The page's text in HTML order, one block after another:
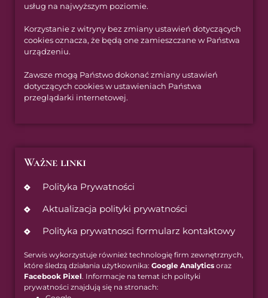
usług na najwyższym poziomie.
Korzystanie z witryny bez zmiany ustawień dotyczących
cookies oznacza, że będą one zamieszczane w Państwa
urządzeniu.
Zawsze mogą Państwo dokonać zmiany ustawień
dotyczących cookies w ustawieniach Państwa
przeglądarki internetowej.
Ważne linki
Polityka Prywatności
Aktualizacja polityki prywatności
Polityka prywatnosci formularz kontaktowy
Serwis wykorzystuje również technologię firm zewnętrznych,
które śledzą działania użytkownika: Google Analytics oraz
Facebook Pixel. Informacje na temat ich polityki
prywatności znajdują się na stronach: